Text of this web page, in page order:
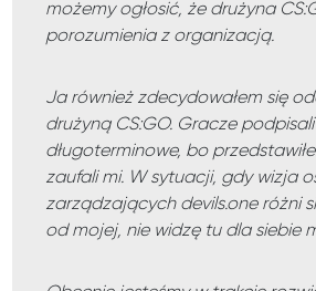
możemy ogłosić, że drużyna
porozumienia z organizacją.
Ja również zdecydowałem się
drużyną CS:GO. Gracze
długoterminowe, bo
zaufali mi. W sytuacji, gdy wizja
zarządzających devils.one różni
od mojej, nie widzę tu dla siebie